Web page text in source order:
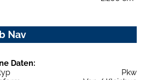
Nav
Daten:
Pkw